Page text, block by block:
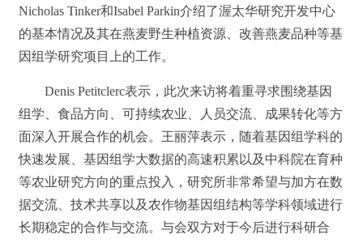
Nicholas Tinker和Isabel Parkin介绍了渥太华研究开发中心
的基本情况及其在燕麦野生种植资源、改善燕麦品种等基
因组学研究项目上的工作。
Denis Petitclerc表示，此次来访将着重寻求围绕基因
组学、食品方向、可持续农业、人员交流、成果转化等方
面深入开展合作的机会。王丽萍表示，随着基因组学科的
快速发展、基因组学大数据的高速积累以及中科院在育种
等农业研究方向的重点投入，研究所非常希望与加方在数
据交流、技术共享以及农作物基因组结构等学科领域进行
长期稳定的合作与交流。与会双方对于今后进行科研合